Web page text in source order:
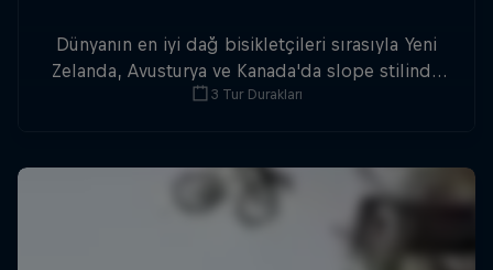
Dünyanın en iyi dağ bisikletçileri sırasıyla Yeni
Zelanda, Avusturya ve Kanada'da slope stilinde
kapışmaya hazırlanıyor.
3 Tur Durakları